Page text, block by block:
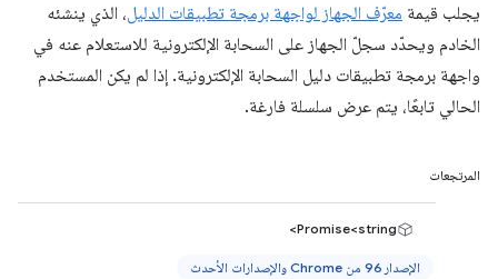
يجلب قيمة معرّف الجهاز لواجهة برمجة تطبيقات الدليل، الذي ينشئه
الخادم ويحدّد سجلّ الجهاز على السحابة الإلكترونية للاستعلام عنه في
واجهة برمجة تطبيقات دليل السحابة الإلكترونية. إذا لم يكن المستخدم
الحالي تابعًا، يتم عرض سلسلة فارغة.
المرتجعات
Promise<string>
الإصدار 96 من Chrome والإصدارات الأحدث